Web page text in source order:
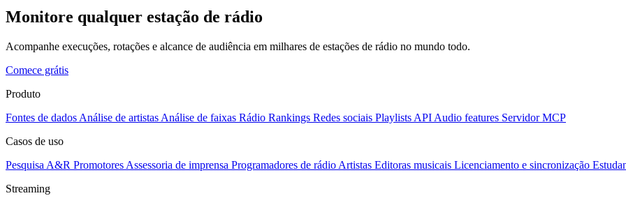
Monitore qualquer estação de rádio
Acompanhe execuções, rotações e alcance de audiência em milhares de estações de rádio no mundo todo.
Comece grátis
Produto
Fontes de dados Análise de artistas Análise de faixas Rádio Rankings Redes sociais Playlists API Audio features Servidor MCP
Casos de uso
Pesquisa A&R Promotores Assessoria de imprensa Programadores de rádio Artistas Editoras musicais Licenciamento e sincronização
Streaming